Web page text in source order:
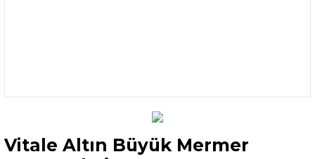
Vitale Altın Büyük Mermer